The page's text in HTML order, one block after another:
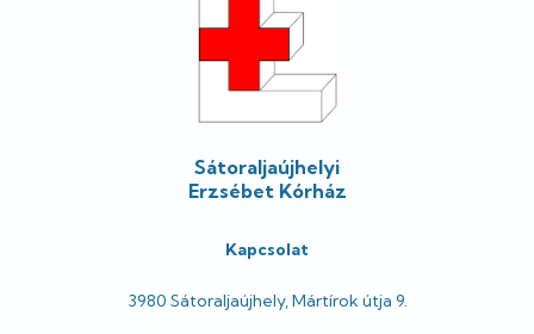
Sátoraljaújhelyi
Erzsébet Kórház
Kapcsolat
3980 Sátoraljaújhely, Mártírok útja 9.